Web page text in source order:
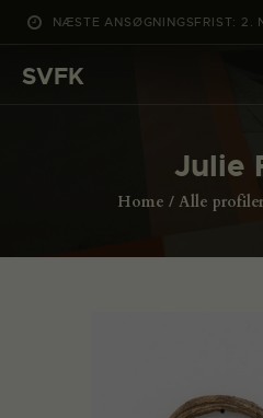
NÆSTE ANSØGNINGSFRIST: 2.
SVFK
Julie
Home Alle profiler
DET SKER
ANSØG